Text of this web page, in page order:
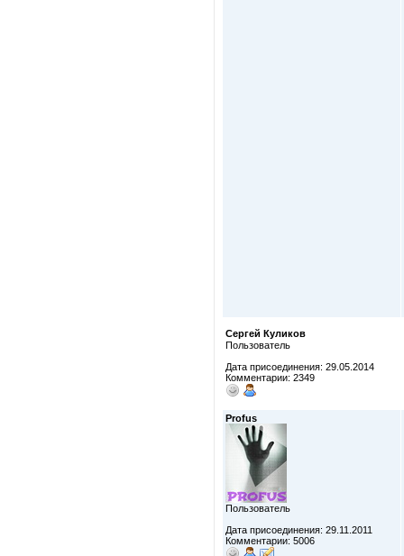
Сергей Куликов
Пользователь
Дата присоединения: 29.05.2014
Комментарии: 2349
Profus
Пользователь
Дата присоединения: 29.11.2011
Комментарии: 5006